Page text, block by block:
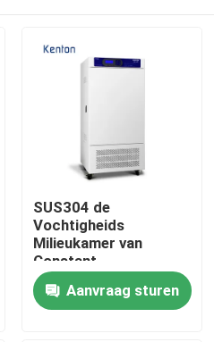
SUS304 de
Vochtigheids
Milieukamer van
Constant
Temperature Humidity
Chamber LRH
Aanvraag sturen